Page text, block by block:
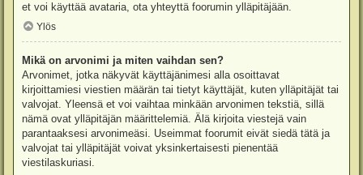
et voi käyttää avataria, ota yhteyttä foorumin ylläpitäjään.
Ylös
Mikä on arvonimi ja miten vaihdan sen?
Arvonimet, jotka näkyvät käyttäjänimesi alla osoittavat
kirjoittamiesi viestien määrän tai tietyt käyttäjät, kuten ylläpitäjät tai
valvojat. Yleensä et voi vaihtaa minkään arvonimen tekstiä, sillä
nämä ovat ylläpitäjän määrittelemiä. Älä kirjoita viestejä vain
parantaaksesi arvonimeäsi. Useimmat foorumit eivät siedä tätä ja
valvojat tai ylläpitäjät voivat yksinkertaisesti pienentää
viestilaskuriasi.